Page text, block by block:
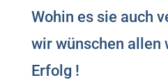
Wohin es sie auch
wir wünschen allen
Erfolg !